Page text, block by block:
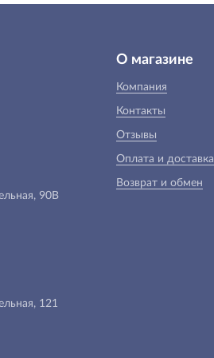
90B
121
О магазине
Компания
Контакты
Отзывы
Оплата и доставка
Возврат и обмен